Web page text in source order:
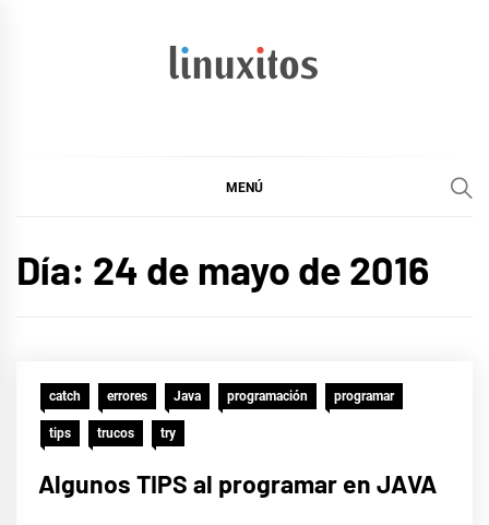
MENÚ
Día: 24 de mayo de 2016
catch errores Java programación programar
tips trucos try
Algunos TIPS al programar en JAVA